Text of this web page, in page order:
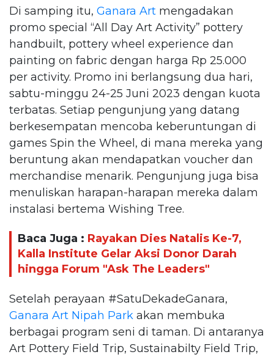
Di samping itu, Ganara Art mengadakan
promo special “All Day Art Activity” pottery
handbuilt, pottery wheel experience dan
painting on fabric dengan harga Rp 25.000
per activity. Promo ini berlangsung dua hari,
sabtu-minggu 24-25 Juni 2023 dengan kuota
terbatas. Setiap pengunjung yang datang
berkesempatan mencoba keberuntungan di
games Spin the Wheel, di mana mereka yang
beruntung akan mendapatkan voucher dan
merchandise menarik. Pengunjung juga bisa
menuliskan harapan-harapan mereka dalam
instalasi bertema Wishing Tree.
Baca Juga : Rayakan Dies Natalis Ke-7,
Kalla Institute Gelar Aksi Donor Darah
hingga Forum "Ask The Leaders"
Setelah perayaan #SatuDekadeGanara,
Ganara Art Nipah Park akan membuka
berbagai program seni di taman. Di antaranya
Art Pottery Field Trip, Sustainabilty Field Trip,